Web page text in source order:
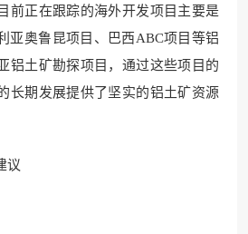
前正在跟踪的海外开发项目主要是
亚奥鲁昆项目、巴西ABC项目等铝
铝土矿勘探项目，通过这些项目的
长期发展提供了坚实的铝土矿资源
议